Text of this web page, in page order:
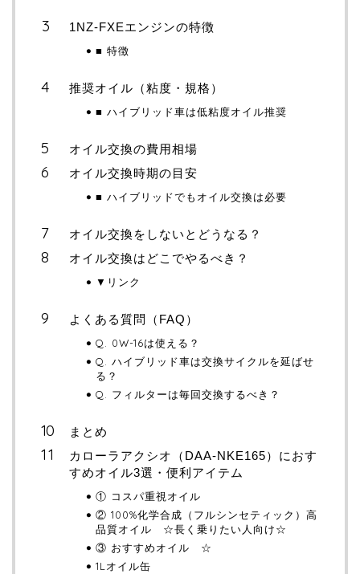
1NZ-FXEエンジンの特徴
■ 特徴
推奨オイル（粘度・規格）
■ ハイブリッド車は低粘度オイル推奨
オイル交換の費用相場
オイル交換時期の目安
■ ハイブリッドでもオイル交換は必要
オイル交換をしないとどうなる？
オイル交換はどこでやるべき？
▼リンク
よくある質問（FAQ）
Q. 0W-16は使える？
Q. ハイブリッド車は交換サイクルを延ばせ
る？
Q. フィルターは毎回交換するべき？
まとめ
カローラアクシオ（DAA-NKE165）におす
すめオイル3選・便利アイテム
① コスパ重視オイル
② 100%化学合成（フルシンセティック）高
品質オイル ☆長く乗りたい人向け☆
③ おすすめオイル ☆
1Lオイル缶